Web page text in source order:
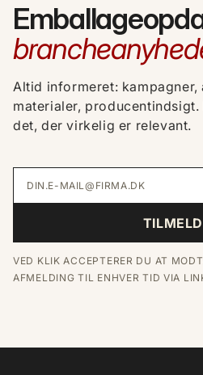
Altid informeret:
materialer,
det, der virkelig er relevant.
VED KLIK ACCEPTERER DU AT
AFMELDING TIL ENHVER TID VIA